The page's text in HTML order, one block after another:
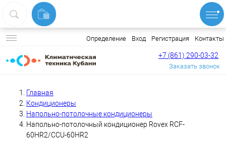
Определение Вход Регистрация Контакты
+7 (861) 290-03-32
Заказать звонок
Главная
Кондиционеры
Напольно-потолочные кондиционеры
Напольно-потолочный кондиционер Rovex RCF-
60HR2/CCU-60HR2